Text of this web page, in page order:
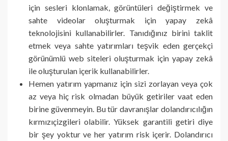
için sesleri klonlamak, görüntüleri değiştirmek ve
sahte videolar oluşturmak için yapay zekâ
teknolojisini kullanabilirler. Tanıdığınız birini taklit
etmek veya sahte yatırımları teşvik eden gerçekçi
görünümlü web siteleri oluşturmak için yapay zekâ
ile oluşturulan içerik kullanabilirler.
Hemen yatırım yapmanız için sizi zorlayan veya çok
az veya hiç risk olmadan büyük getiriler vaat eden
birine güvenmeyin. Bu tür davranışlar dolandırıcılığın
kırmızıçizgileri olabilir. Yüksek garantili getiri diye
bir şey yoktur ve her yatırım risk içerir. Dolandırıcı